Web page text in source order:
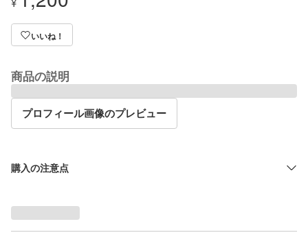
いいね！
商品の説明
プロフィール画像のプレビュー
購入の注意点